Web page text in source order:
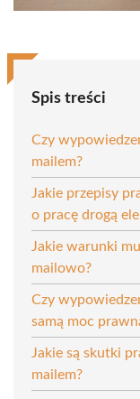
Spis treści
Czy
mailem?
Jakie przepisy
o pracę drogą
Jakie warunki
mailowo?
Czy
samą moc
Jakie są skutki
mailem?